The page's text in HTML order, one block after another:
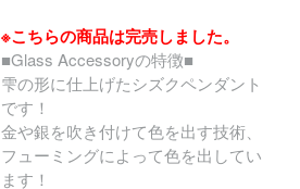
※こちらの商品は完売しました。
■Glass Accessoryの特徴■
雫の形に仕上げたシズクペンダント
です！
金や銀を吹き付けて色を出す技術、
フューミングによって色を出してい
ます！